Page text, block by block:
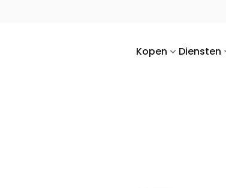
Kopen Diensten